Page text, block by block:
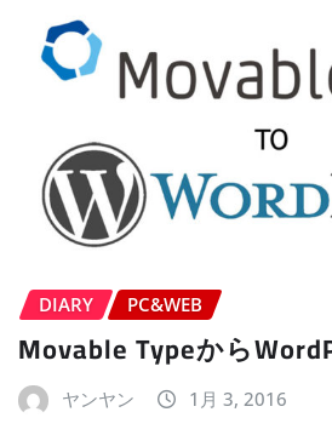
DIARY PC&WEB
Movable Typeから
ヤンヤン 1月 3, 2016